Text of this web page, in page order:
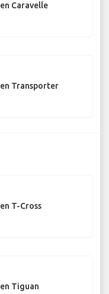
Caravelle
Transporter
T-Cross
Tiguan